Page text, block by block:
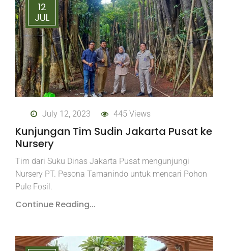
12
JUL
July 12, 2023 445 Views
Kunjungan Tim Sudin Jakarta Pusat ke
Nursery
Tim dari Suku Dinas Jakarta Pusat mengunjungi
Nursery PT. Pesona Tamanindo untuk mencari Pohon
Pule Fosil.
Continue Reading...